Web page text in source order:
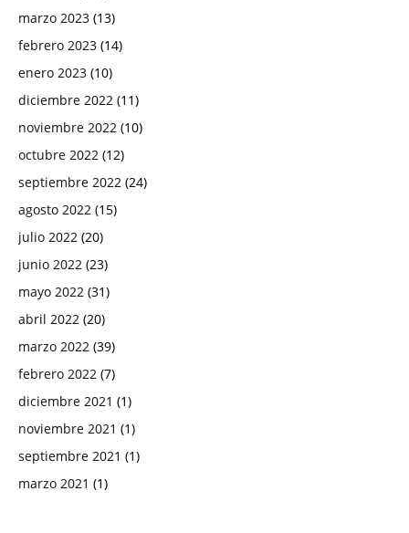
marzo 2023 (13)
febrero 2023 (14)
enero 2023 (10)
diciembre 2022 (11)
noviembre 2022 (10)
octubre 2022 (12)
septiembre 2022 (24)
agosto 2022 (15)
julio 2022 (20)
junio 2022 (23)
mayo 2022 (31)
abril 2022 (20)
marzo 2022 (39)
febrero 2022 (7)
diciembre 2021 (1)
noviembre 2021 (1)
septiembre 2021 (1)
marzo 2021 (1)